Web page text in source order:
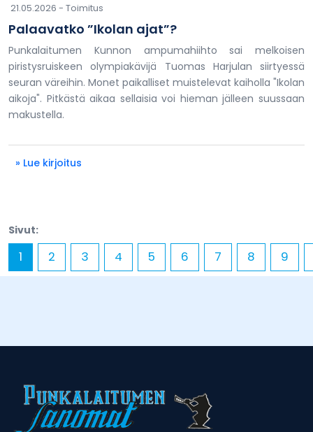
21.05.2026 - Toimitus
Palaavatko ”Ikolan ajat”?
Punkalaitumen Kunnon ampumahiihto sai melkoisen
piristysruiskeen olympiakävijä Tuomas Harjulan siirtyessä
seuran väreihin. Monet paikalliset muistelevat kaiholla "Ikolan
aikoja". Pitkästä aikaa sellaisia voi hieman jälleen suussaan
makustella.
» Lue kirjoitus
Sivut:
1 2 3 4 5 6 7 8 9